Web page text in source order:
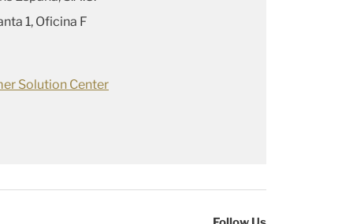
1, Oficina F
Solution Center